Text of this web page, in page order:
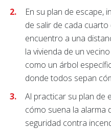
En su plan de escape,
de salir de cada cuarto
encuentro a una
la vivienda de un
como un árbol
donde todos sepan
Al practicar su plan de
cómo suena la alarma
seguridad contra